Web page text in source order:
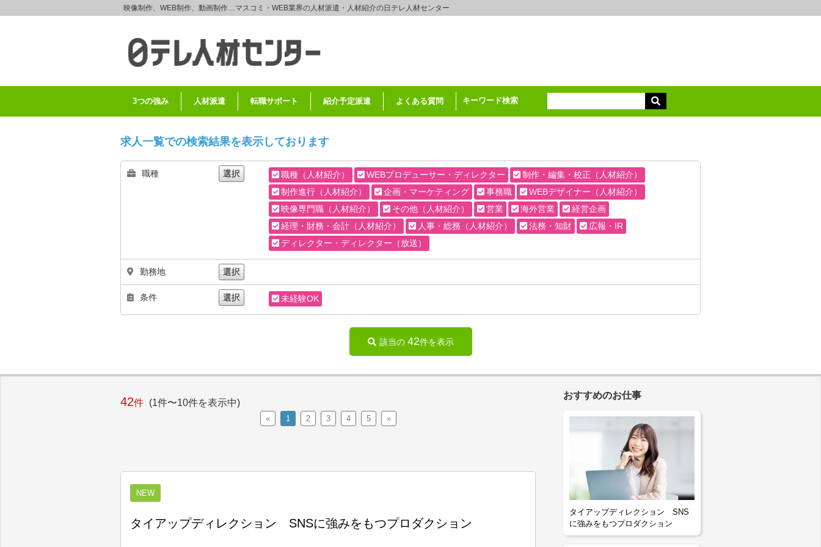
映像制作、WEB制作、動画制作…マスコミ・WEB業界の人材派遣・人材紹介の日テレ人材センター
3つの強み 人材派遣 転職サポート 紹介予定派遣 よくある質問 キーワード検索
求人一覧での検索結果を表示しております
職種 選択 職種（人材紹介） WEBプロデューサー・ディレクター
制作・編集・校正（人材紹介）
制作進行（人材紹介）
企画・マーケティング 事務職
WEBデザイナー（人材紹介）
映像専門職（人材紹介）
その他（人材紹介） 営業 海外営業
経営企画
経理・財務・会計（人材紹介）
人事・総務（人材紹介） 法務・知財
広報・IR
ディレクター・ディレクター（放送）
勤務地 選択
条件 選択 未経験OK
該当の 42件を表示
42件 (1件〜10件を表示中)
« 1 2 3 4 5 »
NEW
タイアップディレクション SNSに強みをもつプロダクション
おすすめのお仕事
タイアップディレクション SNS
に強みをもつプロダクション